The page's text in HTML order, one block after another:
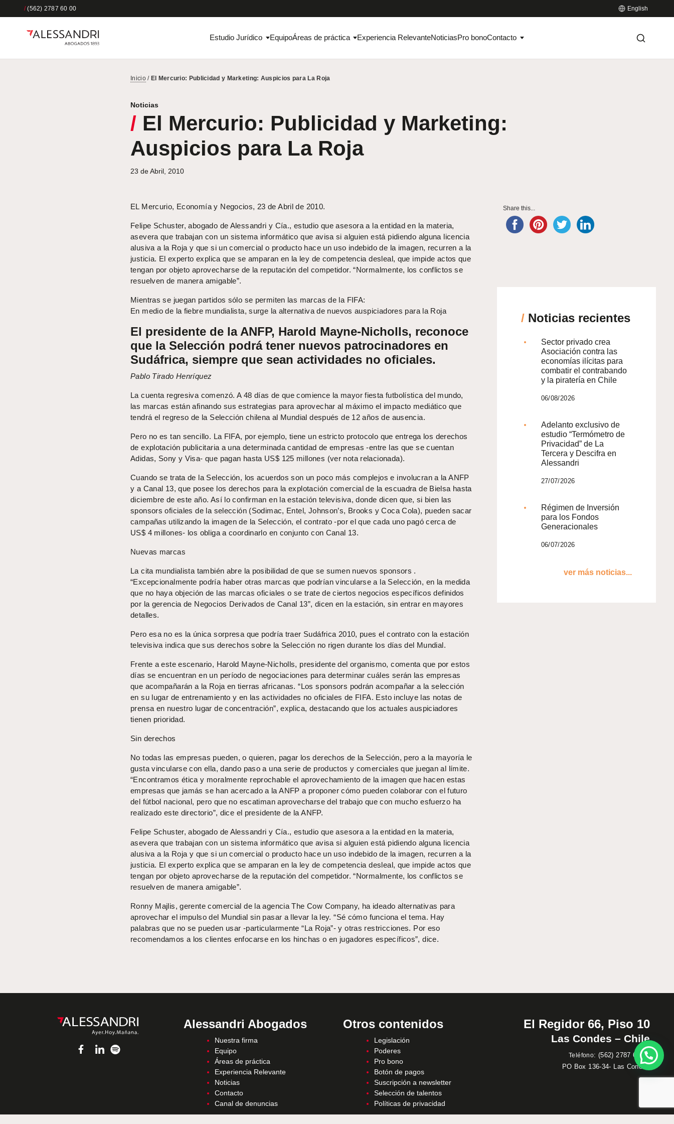
/(562) 2787 60 00 English
Estudio Jurídico EquipoÁreas de práctica Experiencia RelevanteNoticiasPro bonoContacto
Inicio/ El Mercurio: Publicidad y Marketing: Auspicios para La Roja
Noticias
/ El Mercurio: Publicidad y Marketing:
Auspicios para La Roja
23 de Abril, 2010
EL Mercurio, Economía y Negocios, 23 de Abril de 2010.
Felipe Schuster, abogado de Alessandri y Cía., estudio que asesora a la entidad en la materia,
asevera que trabajan con un sistema informático que avisa si alguien está pidiendo alguna licencia
alusiva a la Roja y que si un comercial o producto hace un uso indebido de la imagen, recurren a la
justicia. El experto explica que se amparan en la ley de competencia desleal, que impide actos que
tengan por objeto aprovecharse de la reputación del competidor. “Normalmente, los conflictos se
resuelven de manera amigable”.
Mientras se juegan partidos sólo se permiten las marcas de la FIFA:
En medio de la fiebre mundialista, surge la alternativa de nuevos auspiciadores para la Roja
El presidente de la ANFP, Harold Mayne-Nicholls, reconoce
que la Selección podrá tener nuevos patrocinadores en
Sudáfrica, siempre que sean actividades no oficiales.
Pablo Tirado Henríquez
La cuenta regresiva comenzó. A 48 días de que comience la mayor fiesta futbolística del mundo,
las marcas están afinando sus estrategias para aprovechar al máximo el impacto mediático que
tendrá el regreso de la Selección chilena al Mundial después de 12 años de ausencia.
Pero no es tan sencillo. La FIFA, por ejemplo, tiene un estricto protocolo que entrega los derechos
de explotación publicitaria a una determinada cantidad de empresas -entre las que se cuentan
Adidas, Sony y Visa- que pagan hasta US$ 125 millones (ver nota relacionada).
Cuando se trata de la Selección, los acuerdos son un poco más complejos e involucran a la ANFP
y a Canal 13, que posee los derechos para la explotación comercial de la escuadra de Bielsa hasta
diciembre de este año. Así lo confirman en la estación televisiva, donde dicen que, si bien las
sponsors oficiales de la selección (Sodimac, Entel, Johnson’s, Brooks y Coca Cola), pueden sacar
campañas utilizando la imagen de la Selección, el contrato -por el que cada uno pagó cerca de
US$ 4 millones- los obliga a coordinarlo en conjunto con Canal 13.
Nuevas marcas
La cita mundialista también abre la posibilidad de que se sumen nuevos sponsors .
“Excepcionalmente podría haber otras marcas que podrían vincularse a la Selección, en la medida
que no haya objeción de las marcas oficiales o se trate de ciertos negocios específicos definidos
por la gerencia de Negocios Derivados de Canal 13”, dicen en la estación, sin entrar en mayores
detalles.
Pero esa no es la única sorpresa que podría traer Sudáfrica 2010, pues el contrato con la estación
televisiva indica que sus derechos sobre la Selección no rigen durante los días del Mundial.
Frente a este escenario, Harold Mayne-Nicholls, presidente del organismo, comenta que por estos
días se encuentran en un período de negociaciones para determinar cuáles serán las empresas
que acompañarán a la Roja en tierras africanas. “Los sponsors podrán acompañar a la selección
en su lugar de entrenamiento y en las actividades no oficiales de FIFA. Esto incluye las notas de
prensa en nuestro lugar de concentración”, explica, destacando que los actuales auspiciadores
tienen prioridad.
Sin derechos
No todas las empresas pueden, o quieren, pagar los derechos de la Selección, pero a la mayoría le
gusta vincularse con ella, dando paso a una serie de productos y comerciales que juegan al límite.
“Encontramos ética y moralmente reprochable el aprovechamiento de la imagen que hacen estas
empresas que jamás se han acercado a la ANFP a proponer cómo pueden colaborar con el futuro
del fútbol nacional, pero que no escatiman aprovecharse del trabajo que con mucho esfuerzo ha
realizado este directorio”, dice el presidente de la ANFP.
Felipe Schuster, abogado de Alessandri y Cía., estudio que asesora a la entidad en la materia,
asevera que trabajan con un sistema informático que avisa si alguien está pidiendo alguna licencia
alusiva a la Roja y que si un comercial o producto hace un uso indebido de la imagen, recurren a la
justicia. El experto explica que se amparan en la ley de competencia desleal, que impide actos que
tengan por objeto aprovecharse de la reputación del competidor. “Normalmente, los conflictos se
resuelven de manera amigable”.
Ronny Majlis, gerente comercial de la agencia The Cow Company, ha ideado alternativas para
aprovechar el impulso del Mundial sin pasar a llevar la ley. “Sé cómo funciona el tema. Hay
palabras que no se pueden usar -particularmente “La Roja”- y otras restricciones. Por eso
recomendamos a los clientes enfocarse en los hinchas o en jugadores específicos”, dice.
Share this...
/Noticias recientes
Sector privado crea
Asociación contra las
economías ilícitas para
combatir el contrabando
y la piratería en Chile
06/08/2026
Adelanto exclusivo de
estudio “Termómetro de
Privacidad” de La
Tercera y Descifra en
Alessandri
27/07/2026
Régimen de Inversión
para los Fondos
Generacionales
06/07/2026
ver más noticias...
Alessandri Abogados
Nuestra firma
Equipo
Áreas de práctica
Experiencia Relevante
Noticias
Contacto
Canal de denuncias
Otros contenidos
Legislación
Poderes
Pro bono
Botón de pagos
Suscripción a newsletter
Selección de talentos
Políticas de privacidad
El Regidor 66, Piso 10
Las Condes – Chile
Teléfono: (562) 2787 60 00
PO Box 136-34- Las Condes